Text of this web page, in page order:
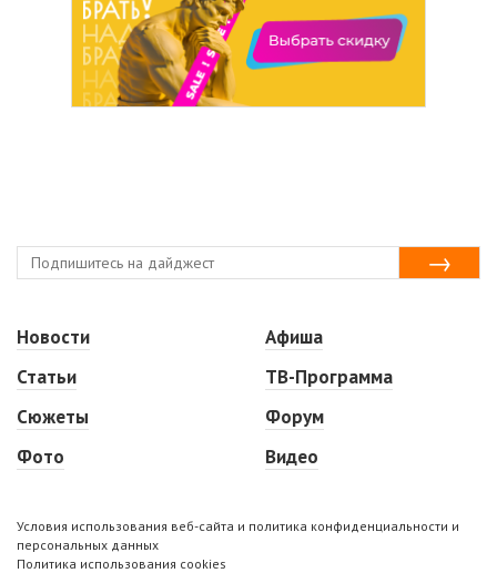
Новости
Статьи
Сюжеты
Фото
Афиша
ТВ-Программа
Форум
Видео
Условия использования веб-сайта и политика конфиденциальности и
персональных данных
Политика использования cookies